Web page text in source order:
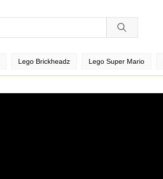
Lego Brickheadz Lego Super Mario